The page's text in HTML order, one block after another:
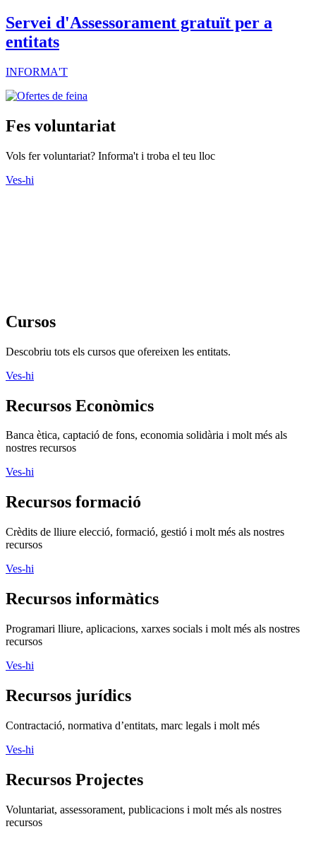
Servei d'Assessorament gratuït per a
entitats
INFORMA'T
Fes voluntariat
Vols fer voluntariat? Informa't i troba el teu lloc
Ves-hi
Cursos
Descobriu tots els cursos que ofereixen les entitats.
Ves-hi
Recursos Econòmics
Banca ètica, captació de fons, economia solidària i molt més als
nostres recursos
Ves-hi
Recursos formació
Crèdits de lliure elecció, formació, gestió i molt més als nostres
recursos
Ves-hi
Recursos informàtics
Programari lliure, aplicacions, xarxes socials i molt més als nostres
recursos
Ves-hi
Recursos jurídics
Contractació, normativa d’entitats, marc legals i molt més
Ves-hi
Recursos Projectes
Voluntariat, assessorament, publicacions i molt més als nostres
recursos